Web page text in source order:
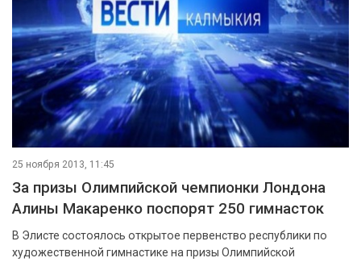
25 ноября 2013, 11:45
За призы Олимпийской чемпионки Лондона
Алины Макаренко поспорят 250 гимнасток
В Элисте состоялось открытое первенство республики по
художественной гимнастике на призы Олимпийской